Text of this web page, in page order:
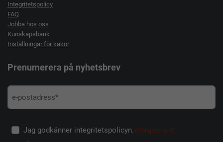
Integritetspolicy
FAQ
Jobba hos oss
Kunskapsbank
Inställningar för kakor
Prenumerera på nyhetsbrev
Jag godkänner integritetspolicyn. (Obligatoriskt)